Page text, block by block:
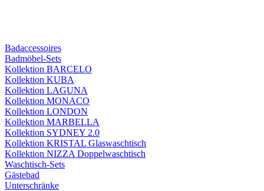
Badaccessoires
Badmöbel-Sets
Kollektion BARCELO
Kollektion KUBA
Kollektion LAGUNA
Kollektion MONACO
Kollektion LONDON
Kollektion MARBELLA
Kollektion SYDNEY 2.0
Kollektion KRISTAL Glaswaschtisch
Kollektion NIZZA Doppelwaschtisch
Waschtisch-Sets
Gästebad
Unterschränke